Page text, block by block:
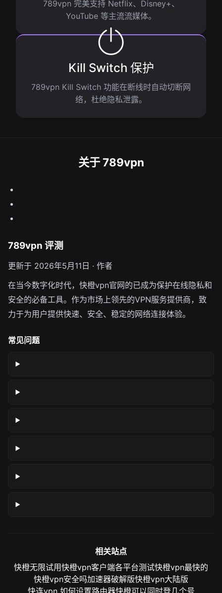
789vpn 完美支持 Netflix、Disney+、
YouTube 等主流流媒体。
Kill Switch 保护
789vpn Kill Switch 功能在断线时自动切断网
络，杜绝隐私泄露。
关于 789vpn
789vpn 评测
更新于 2026年5月11日 · 作者
在当今数字化时代，快橙vpn官网的已成为保护在线隐私和
安全的必备工具。作为市场上领先的VPN服务提供商，致
力于为用户提供快速、安全、稳定的网络连接体验。
常见问题
相关站点
快橙无限试用快橙vpn客户端各平台测试快橙vpn最快的
快橙vpn安全吗加速器破解版快橙vpn大陆版
快连vpn 如何设置路由器快橙可以同时登几个号